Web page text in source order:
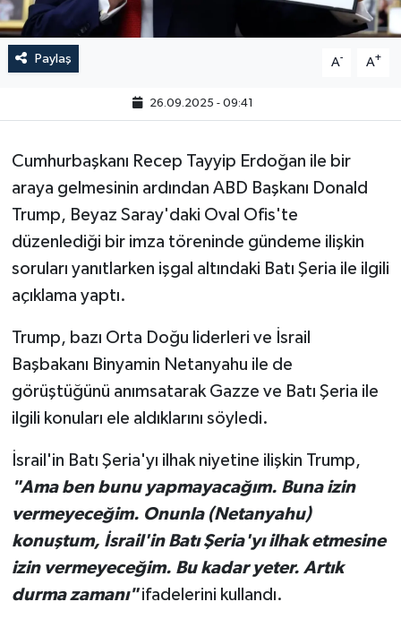
Paylaş A- A+
26.09.2025 - 09:41
Cumhurbaşkanı Recep Tayyip Erdoğan ile bir
araya gelmesinin ardından ABD Başkanı Donald
Trump, Beyaz Saray'daki Oval Ofis'te
düzenlediği bir imza töreninde gündeme ilişkin
soruları yanıtlarken işgal altındaki Batı Şeria ile ilgili
açıklama yaptı.
Trump, bazı Orta Doğu liderleri ve İsrail
Başbakanı Binyamin Netanyahu ile de
görüştüğünü anımsatarak Gazze ve Batı Şeria ile
ilgili konuları ele aldıklarını söyledi.
İsrail'in Batı Şeria'yı ilhak niyetine ilişkin Trump,
"Ama ben bunu yapmayacağım. Buna izin
vermeyeceğim. Onunla (Netanyahu)
konuştum, İsrail'in Batı Şeria'yı ilhak etmesine
izin vermeyeceğim. Bu kadar yeter. Artık
durma zamanı"ifadelerini kullandı.